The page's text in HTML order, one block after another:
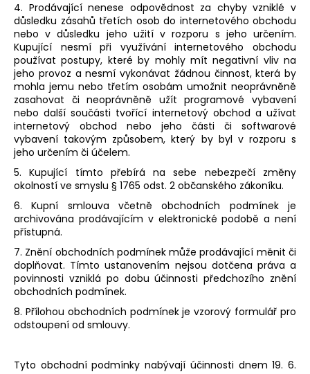
4. Prodávající nenese odpovědnost za chyby vzniklé v
důsledku zásahů třetích osob do internetového obchodu
nebo v důsledku jeho užití v rozporu s jeho určením.
Kupující nesmí při využívání internetového obchodu
používat postupy, které by mohly mít negativní vliv na
jeho provoz a nesmí vykonávat žádnou činnost, která by
mohla jemu nebo třetím osobám umožnit neoprávněně
zasahovat či neoprávněně užít programové vybavení
nebo další součásti tvořící internetový obchod a užívat
internetový obchod nebo jeho části či softwarové
vybavení takovým způsobem, který by byl v rozporu s
jeho určením či účelem.
5. Kupující tímto přebírá na sebe nebezpečí změny
okolností ve smyslu § 1765 odst. 2 občanského zákoníku.
6. Kupní smlouva včetně obchodních podmínek je
archivována prodávajícím v elektronické podobě a není
přístupná.
7. Znění obchodních podmínek může prodávající měnit či
doplňovat. Tímto ustanovením nejsou dotčena práva a
povinnosti vzniklá po dobu účinnosti předchozího znění
obchodních podmínek.
8. Přílohou obchodních podmínek je vzorový formulář pro
odstoupení od smlouvy.
Tyto obchodní podmínky nabývají účinnosti dnem 19. 6.